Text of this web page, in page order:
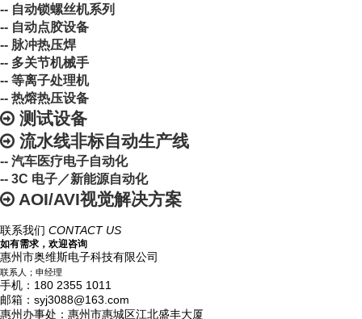
-- 自动锁螺丝机系列
-- 自动点胶设备
-- 脉冲热压焊
-- 多关节机械手
-- 等离子处理机
-- 热熔热压设备
测试设备
流水线非标自动生产线
-- 汽车医疗电子自动化
-- 3C 电子／新能源自动化
AOI/AVI视觉解决方案
联系我们 CONTACT US
如有需求，欢迎咨询
惠州市奥维斯电子科技有限公司
联系人；申经理
手机：180 2355 1011
邮箱：syj3088@163.com
惠州办事处：惠州市惠城区江北盛丰大厦